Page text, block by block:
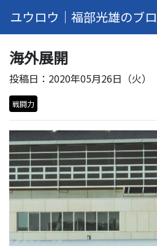
ユウロウ｜福部光雄のブロ
海外展開
投稿日：2020年05月26日（火）
戦闘力